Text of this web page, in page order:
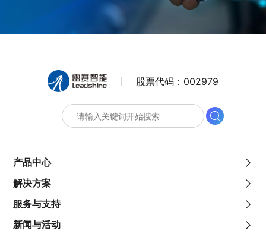
股票代码： 002979
产品中心
解决方案
服务与支持
新闻与活动